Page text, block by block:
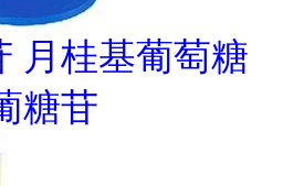
月桂基葡萄糖
糖苷